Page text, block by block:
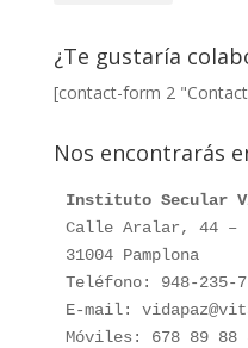
¿Te gustaría
[contact-form 2
Nos encontrarás
Instituto Secular
Calle Aralar, 44 –
31004 Pamplona
Teléfono: 948-235-
E-mail:
Móviles: 678 89